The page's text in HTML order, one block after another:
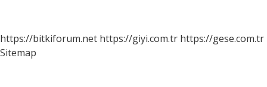
https://bitkiforum.net https://giyi.com.tr https://gese.com.tr
Sitemap